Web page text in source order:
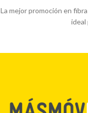
La mejor promoción en
ideal